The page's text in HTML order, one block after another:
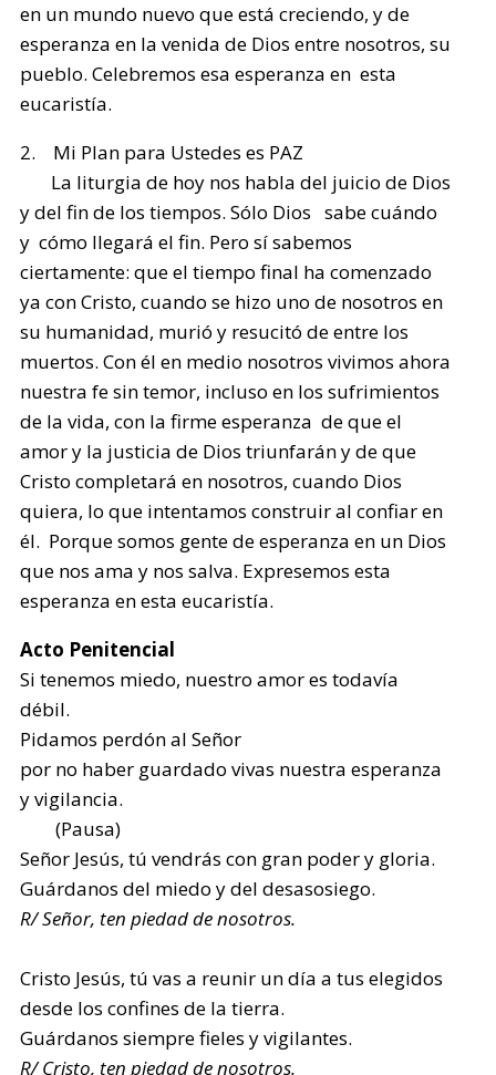
en un mundo nuevo que está creciendo, y de
esperanza en la venida de Dios entre nosotros, su
pueblo. Celebremos esa esperanza en esta
eucaristía.
2. Mi Plan para Ustedes es PAZ
La liturgia de hoy nos habla del juicio de Dios
y del fin de los tiempos. Sólo Dios sabe cuándo
y cómo llegará el fin. Pero sí sabemos
ciertamente: que el tiempo final ha comenzado
ya con Cristo, cuando se hizo uno de nosotros en
su humanidad, murió y resucitó de entre los
muertos. Con él en medio nosotros vivimos ahora
nuestra fe sin temor, incluso en los sufrimientos
de la vida, con la firme esperanza de que el
amor y la justicia de Dios triunfarán y de que
Cristo completará en nosotros, cuando Dios
quiera, lo que intentamos construir al confiar en
él. Porque somos gente de esperanza en un Dios
que nos ama y nos salva. Expresemos esta
esperanza en esta eucaristía.
Acto Penitencial
Si tenemos miedo, nuestro amor es todavía
débil.
Pidamos perdón al Señor
por no haber guardado vivas nuestra esperanza
y vigilancia.
(Pausa)
Señor Jesús, tú vendrás con gran poder y gloria.
Guárdanos del miedo y del desasosiego.
R/ Señor, ten piedad de nosotros.
Cristo Jesús, tú vas a reunir un día a tus elegidos
desde los confines de la tierra.
Guárdanos siempre fieles y vigilantes.
R/ Cristo, ten piedad de nosotros.